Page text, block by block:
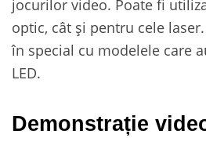
jocurilor video. Poate fi
optic, cât și pentru cele
în special cu modelele care
LED.
Demonstrație